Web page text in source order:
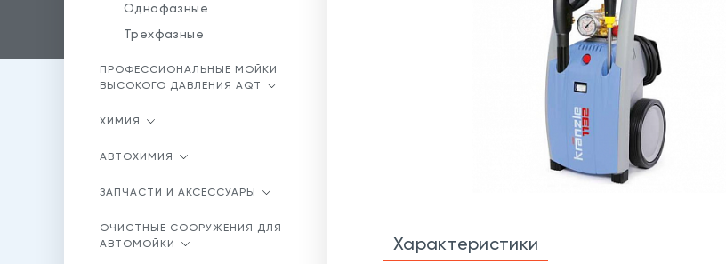
Однофазные
Трехфазные
ПРОФЕССИОНАЛЬНЫЕ МОЙКИ
ВЫСОКОГО ДАВЛЕНИЯ AQT
ХИМИЯ
АВТОХИМИЯ
ЗАПЧАСТИ И АКСЕССУАРЫ
ОЧИСТНЫЕ СООРУЖЕНИЯ ДЛЯ
АВТОМОЙКИ
Характеристики